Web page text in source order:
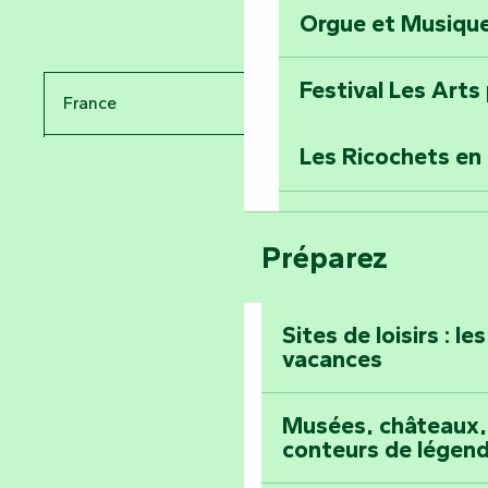
Partez en
Voyagez dans le
Maillezais
Montez au
Orgue et
Festival Les Arts
Les Ricochets
Tout l'agenda
Préparez
Sites de loisirs :
vacances
Musées,
conteurs de
France